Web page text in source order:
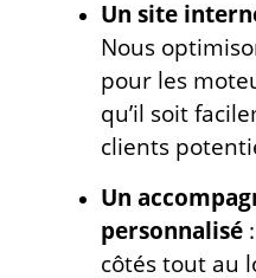
Un site
Nous
pour les
qu’il soit
clients
Un
personnalisé
côtés tout au